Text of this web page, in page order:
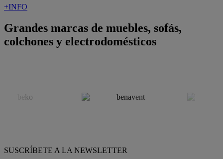
+INFO
Grandes marcas de muebles, sofás,
colchones y electrodomésticos
SUSCRÍBETE A LA NEWSLETTER